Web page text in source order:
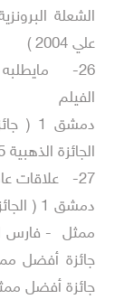
علي 2004 )
مايطلبه
الفيلم
الجائزة الذهبية 2005 )
علاقات عامة
جائزة أفضل ممثلة –